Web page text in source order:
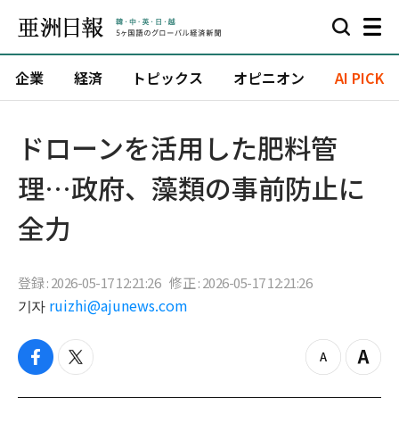
企業 経済 トピックス オピニオン AI PICK
ドローンを活用した肥料管
理…政府、藻類の事前防止に
全力
登録 : 2026-05-17 12:21:26 修正 : 2026-05-17 12:21:26
기자 ruizhi@ajunews.com
f
c
t
i
z
o
Z
o